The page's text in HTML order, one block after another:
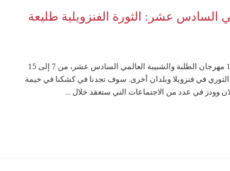
السادس عشر: الثورة الفنزويلية طليعة
سيكون التيار الماركسي الأممي حاضراً في الـ 16 مهرجان الطلبة والشبيبة العالمي السادس عشر، من 7 إلى 15
في فنزويلا وبلدان أخرى. سوف تجدنا في كشكنا في خيمة
وودز في عدد من الاجتماعات التي ستعقد خلال ...